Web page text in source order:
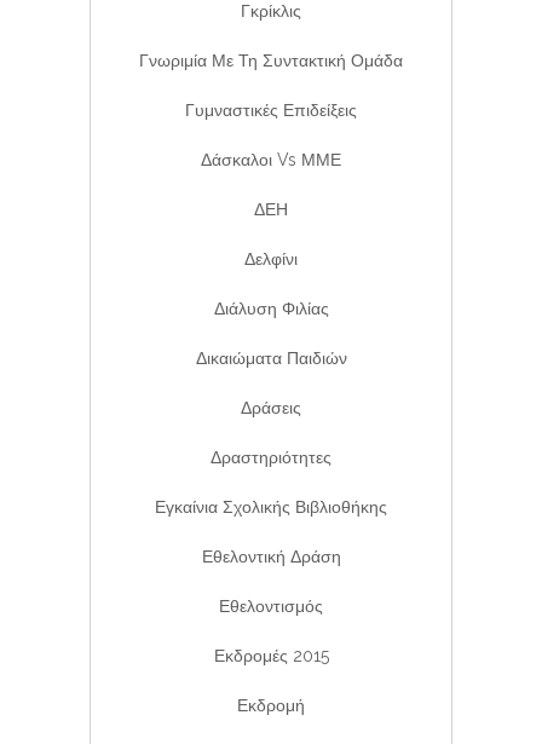
Γκρίκλις
Γνωριμία Με Τη Συντακτική Ομάδα
Γυμναστικές Επιδείξεις
Δάσκαλοι Vs ΜΜΕ
ΔΕΗ
Δελφίνι
Διάλυση Φιλίας
Δικαιώματα Παιδιών
Δράσεις
Δραστηριότητες
Εγκαίνια Σχολικής Βιβλιοθήκης
Εθελοντική Δράση
Εθελοντισμός
Εκδρομές 2015
Εκδρομή